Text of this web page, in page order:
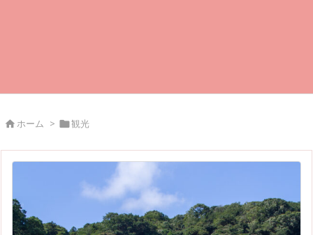
ホーム > 観光